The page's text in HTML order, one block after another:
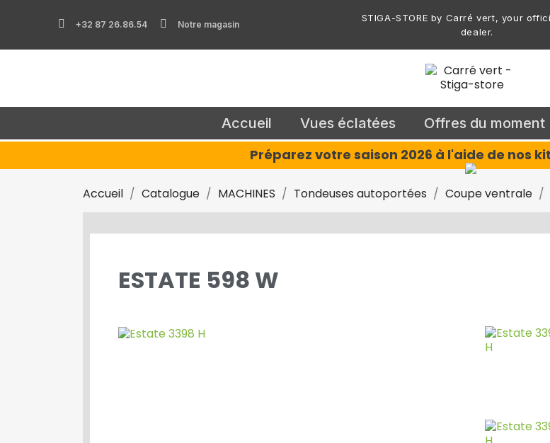
+32 87 26.86.54 Notre magasin
STIGA-STORE by Carré vert, your
dealer.
Accueil Vues éclatées Offres du moment
Préparez votre saison 2026 à l'aide de nos
Accueil Catalogue MACHINES Tondeuses autoportées Coupe ventrale
ESTATE 598 W